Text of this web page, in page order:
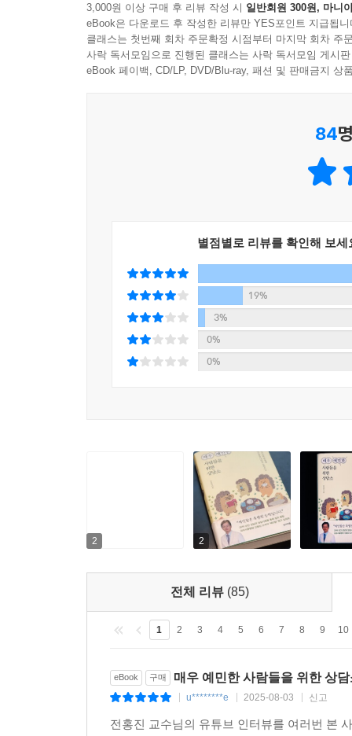
지속적으로 받으면 우울감이 생기기 쉽다. 강희
주변의 관심을 받길 원하며, 이를 유지하기 위해
평가를 받기 위해 살아온 삶이라는 것을 인지하
되돌아보며 자신의 가치를 다시 발견해보는 시간
심하게 아픈 증상 탓에 5년째 고생하고 있었는
큰 아픔을 겪었다. 착하고 모범적이던 큰아들
했던 자신의 혀에 죄책감을 투사해 혀 마비 증상
4부 ‘분노편’에서는 자신 또는 타인을 향한 분노
관점이 중요하며, 타인이 나를 낮춰 보거나 무시
같이 있으면 무척 불편하고 조금이라도 권위적
분노감을 느껴 정신의학과 진료를 받게 됐다. 그
“예민함을 나만의 능력으로 만들어보자”
예민해서 방전되는 사람 vs 예민함을 잘 활용하는
저자에 따르면 매우 예민한 사람들이 보는 세상
예민한 사람들은 남들이 보지 못하는 것을 보고,
끼치는 것을 무척 싫어하기 때문에 회사 생할에
5부 ‘예민함을 나만의 장점으로 만들어보자’에
좋은 자동적 사고를 만들어보자’ ‘좋은 생활습관
도움을 줄 수 있다. 하지만 저자는 이러한 아이
과부하에 걸려 우울증 · 공황장애 · 광장공포증
3,000원 이상 구매 후 리뷰 작성 시 일반회원 300원, 마니
eBook은 다운로드 후 작성한 리뷰만 YES포인트 지급됩니
클래스는 첫번째 회차 주문확정 시점부터 마지막 회차 주
사락 독서모임으로 진행된 클래스는 사락 독서모임 게시
eBook 페이백, CD/LP, DVD/Blu-ray, 패션 및 판매금지 상
84
별점별로 리뷰를 확인해 보세
19%
3%
0%
0%
2 2
전체 리뷰 (85)
1 2 3 4 5 6 7 8 9 10
eBook 구매 매우 예민한 사람들을 위한 상
u********e 2025-08-03 신고
전홍진 교수님의 유튜브 인터뷰를 여러번 본